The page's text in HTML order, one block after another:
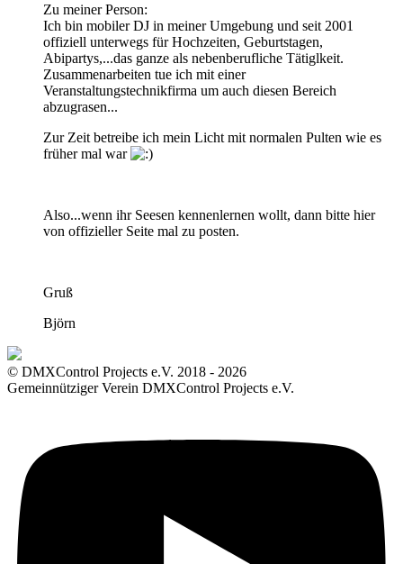
Zu meiner Person:
Ich bin mobiler DJ in meiner Umgebung und seit 2001
offiziell unterwegs für Hochzeiten, Geburtstagen,
Abipartys,...das ganze als nebenberufliche Tätiglkeit.
Zusammenarbeiten tue ich mit einer
Veranstaltungstechnikfirma um auch diesen Bereich
abzugrasen...
Zur Zeit betreibe ich mein Licht mit normalen Pulten wie es
früher mal war
Also...wenn ihr Seesen kennenlernen wollt, dann bitte hier
von offizieller Seite mal zu posten.
Gruß
Björn
© DMXControl Projects e.V. 2018 - 2026
Gemeinnütziger Verein DMXControl Projects e.V.